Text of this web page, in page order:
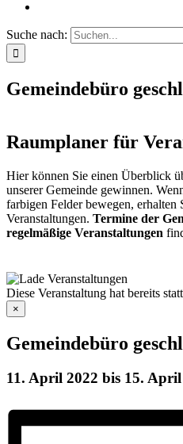
Suche nach:
Gemeindebüro
Raumplaner für
Hier können Sie einen Überblick
unserer Gemeinde gewinnen.
farbigen Felder bewegen,
Veranstaltungen. Termine der
regelmäßige Veranstaltungen
Diese Veranstaltung hat bereits
×
Gemeindebüro
11. April 2022 bis 15. April